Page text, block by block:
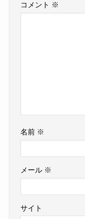
コメント ※
名前 ※
メール ※
サイト